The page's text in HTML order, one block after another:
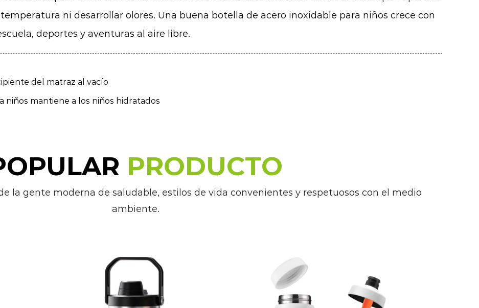
ni desarrollar olores. Una buena botella de acero inoxidable para niños crece con
deportes y aventuras al aire libre.
del matraz al vacío
niños mantiene a los niños hidratados
PRODUCTO
la gente moderna de saludable, estilos de vida convenientes y respetuosos con el medio
ambiente.